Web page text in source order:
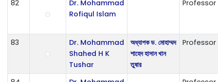
82
Dr. Mohammad
Rofiqul Islam
Professor
83
Dr. Mohammad
Shahed H K
Tushar
অধ্যাপক ড. মোহাম্মদ
শাহেদ হাসান খান
তুষার
Professor